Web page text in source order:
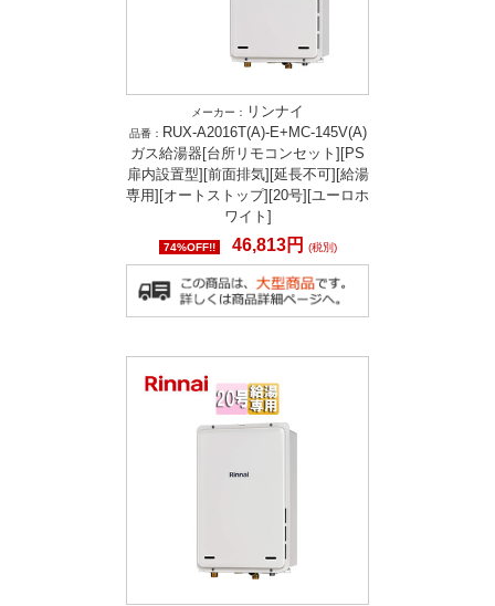
メーカー： リンナイ
品番： RUX-A2016T(A)-E+MC-145V(A)
ガス給湯器[台所リモコンセット][PS
扉内設置型][前面排気][延長不可][給湯
専用][オートストップ][20号][ユーロホ
ワイト]
74%OFF!! 46,813円 (税別)